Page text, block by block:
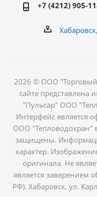
+7 (4212) 905-
2026 © ООО
сайте
"Пульсар" ООО
Интерфейс является
ООО "Тепловодохран"
защищены.
характер.
оригинала. Не
является заверением
РФ). Хабаровск, ул.